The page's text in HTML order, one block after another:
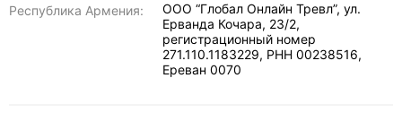
Республика Армения:
ООО “Глобал Онлайн Тревл”, ул.
Ерванда Кочара, 23/2,
регистрационный номер
271.110.1183229, РНН 00238516,
Ереван 0070